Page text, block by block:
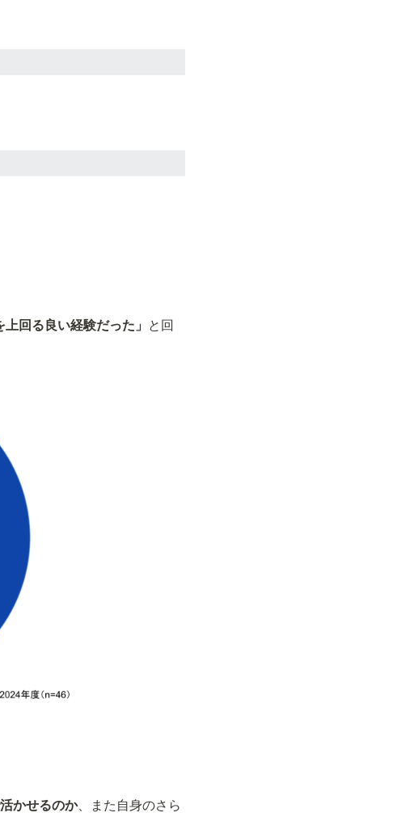
上回る良い経験だった」 と回
かせるのか、また自身のさら